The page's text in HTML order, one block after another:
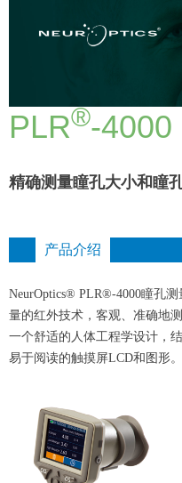
PLR®-4000
精确测量瞳孔大小和瞳
产品介绍
NeurOptics® PLR®-4000瞳孔
量的红外技术，客观、准确地
一个舒适的人体工程学设计，
易于阅读的触摸屏LCD和图形。